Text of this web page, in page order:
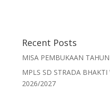
Recent Posts
MISA PEMBUKAAN
MPLS SD STRADA
2026/2027